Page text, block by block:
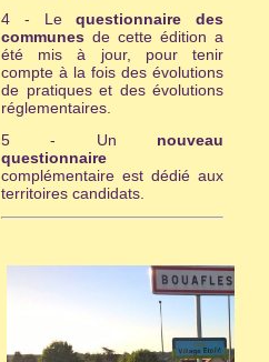
4 - Lequestionnaire des
communes de cette édition a
été mis à jour, pour tenir
compte à la fois des évolutions
de pratiques et des évolutions
réglementaires.
5 - Un nouveau
questionnaire
complémentaire est dédié aux
territoires candidats.